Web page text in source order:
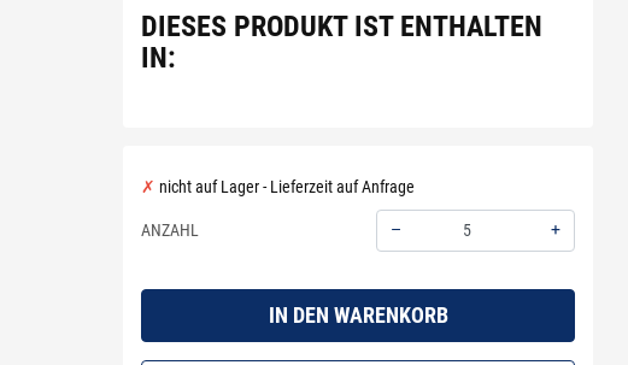
DIESES PRODUKT IST ENTHALTEN
IN:
nicht auf Lager - Lieferzeit auf Anfrage
ANZAHL –
+
IN DEN WARENKORB